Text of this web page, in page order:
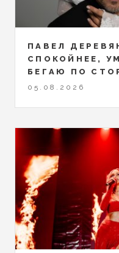
ПАВЕЛ
СПОКОЙНЕЕ,
БЕГАЮ ПО
05.08.2026